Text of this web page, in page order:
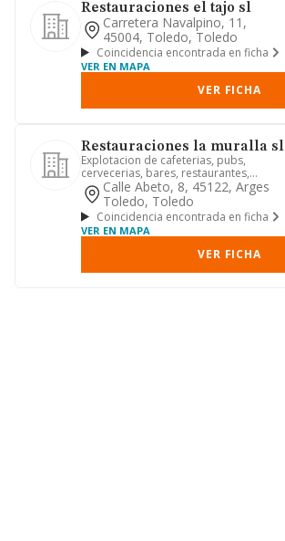
Restauraciones el tajo sl
Carretera Navalpino, 11,
45004, Toledo, Toledo
Coincidencia encontrada en ficha
VER EN MAPA
VER FICHA
Restauraciones la muralla sl
Explotacion de cafeterias, pubs,
cervecerias, bares, restaurantes,
hoteles, hostales, apartahoteles...
Calle Abeto, 8, 45122, Arges
Toledo, Toledo
Coincidencia encontrada en ficha
VER EN MAPA
VER FICHA